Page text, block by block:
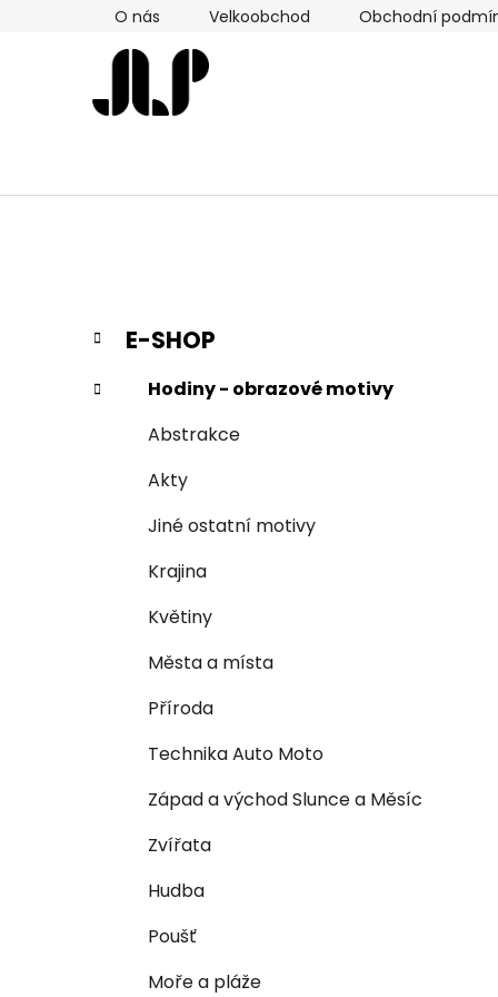
O nás Velkoobchod Obchodní
P
s
Přeskočit
kategorie
K
a
t
e
E-SHOP
Hodiny - obrazové motivy
Abstrakce
Akty
Jiné ostatní motivy
Krajina
Květiny
Města a místa
Příroda
Technika Auto Moto
Západ a východ Slunce a Měsíc
Zvířata
Hudba
Poušť
Moře a pláže